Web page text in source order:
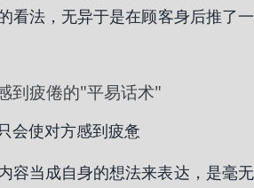
看法，无异于是在顾客身后推了一
到疲倦的"平易话术"
使对方感到疲惫
容当成自身的想法来表达，是毫无